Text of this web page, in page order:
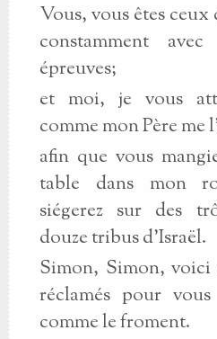
Vous, vous êtes
constamment
épreuves;
et moi, je vous
comme mon Père me
afin que vous
table dans mon
siégerez sur des
douze tribus d'Israël.
Simon, Simon, voici
réclamés pour
comme le froment.